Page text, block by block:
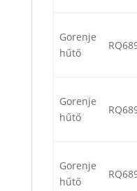
Gorenje
hűtő
Gorenje
hűtő
Gorenje
hűtő